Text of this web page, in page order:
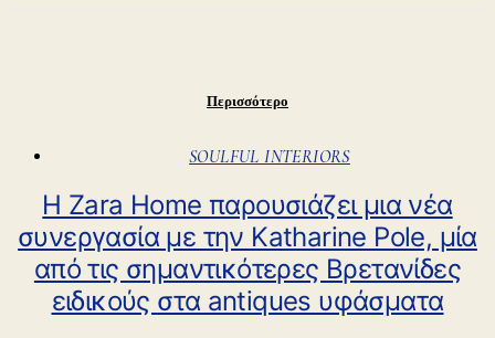
Περισσότερο
SOULFUL INTERIORS
Η Zara Home παρουσιάζει μια νέα
συνεργασία με την Katharine Pole, μία
από τις σημαντικότερες Βρετανίδες
ειδικούς στα antiques υφάσματα